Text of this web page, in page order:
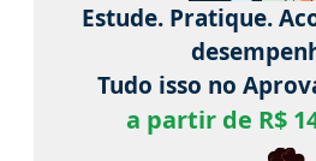
Estude. Pratique.
Tudo isso no
a partir de R$